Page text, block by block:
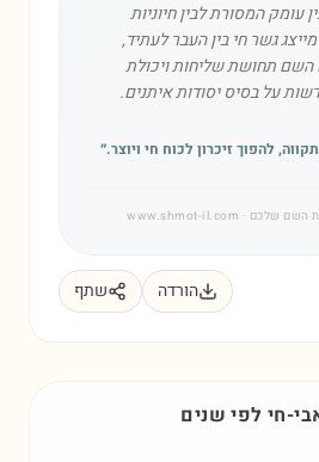
עומק המסורת לבין חיוניות
גשר חי בין העבר לעתיד,
השם תחושת שליחות ויכולת
על בסיס יסודות איתנים.
להפוך זיכרון לכוח חי ויוצר.״
השם שלכם · www.shmot-il.com
הורדה שתף
חי לפי שנים